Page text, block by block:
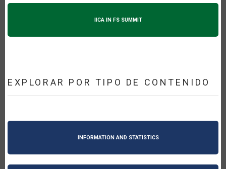
IICA IN FS SUMMIT
EXPLORAR POR TIPO DE CONTENIDO
INFORMATION AND STATISTICS